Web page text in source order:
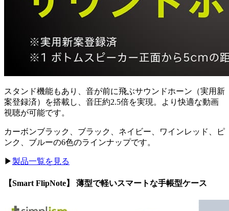
スタンド機能もあり、音が前に飛ぶサウンドホーン（実用新
案登録済）を搭載し、音圧約2.5倍を実現。より快適な動画
視聴が可能です。
カーボンブラック、ブラック、ネイビー、ワインレッド、ピ
ンク、ブルーの6色のラインナップです。
▶︎製品一覧を見る
【Smart FlipNote】 薄型で軽いスマートな手帳型ケース